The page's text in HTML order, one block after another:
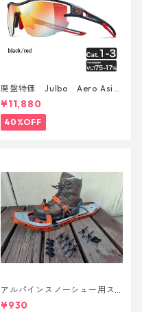
廃盤特価 Julbo Aero Asia
nFit
¥11,880
40%OFF
アルパインスノーシュー用ス
トラップキャッチ(ペア)
¥930